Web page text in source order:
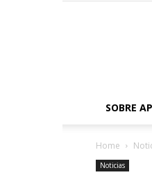
SOBRE
Home
Noticias